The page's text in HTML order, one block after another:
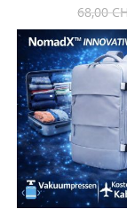
68,00